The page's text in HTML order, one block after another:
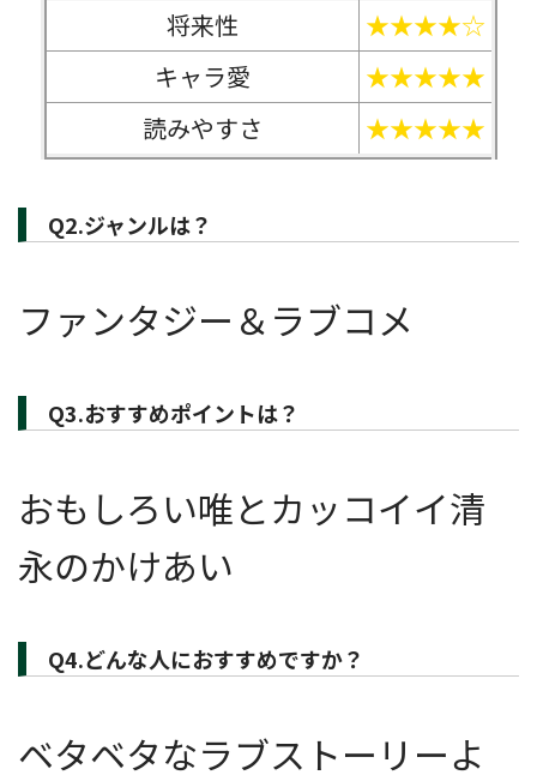
将来性
★★★★☆
キャラ愛
★★★★★
読みやすさ
★★★★★
Q2.ジャンルは？
ファンタジー＆ラブコメ
Q3.おすすめポイントは？
おもしろい唯とカッコイイ清
永のかけあい
Q4.どんな人におすすめですか？
ベタベタなラブストーリーよ